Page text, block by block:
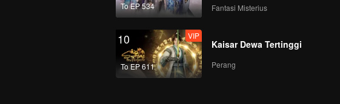
To EP 534 Fantasi Misterius
10
To EP 611
VIP
Kaisar Dewa Tertinggi
Perang